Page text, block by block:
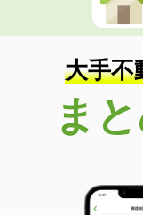
大手不
ま